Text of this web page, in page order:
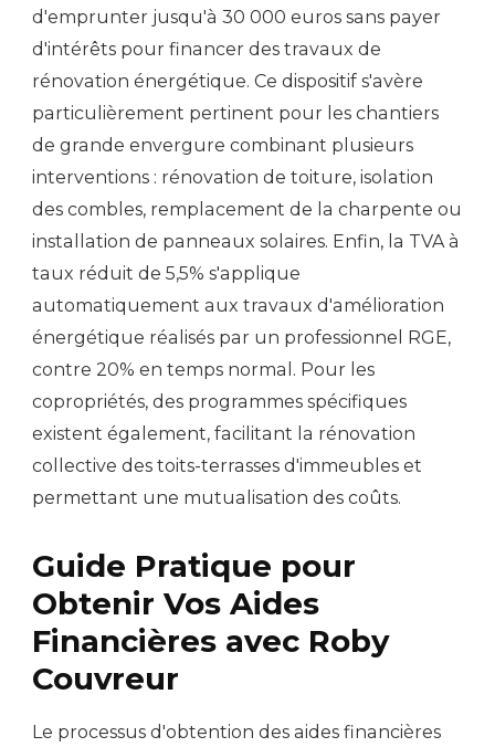
d'emprunter jusqu'à 30 000 euros sans payer
d'intérêts pour financer des travaux de
rénovation énergétique. Ce dispositif s'avère
particulièrement pertinent pour les chantiers
de grande envergure combinant plusieurs
interventions : rénovation de toiture, isolation
des combles, remplacement de la charpente ou
installation de panneaux solaires. Enfin, la TVA à
taux réduit de 5,5% s'applique
automatiquement aux travaux d'amélioration
énergétique réalisés par un professionnel RGE,
contre 20% en temps normal. Pour les
copropriétés, des programmes spécifiques
existent également, facilitant la rénovation
collective des toits-terrasses d'immeubles et
permettant une mutualisation des coûts.
Guide Pratique pour
Obtenir Vos Aides
Financières avec Roby
Couvreur
Le processus d'obtention des aides financières